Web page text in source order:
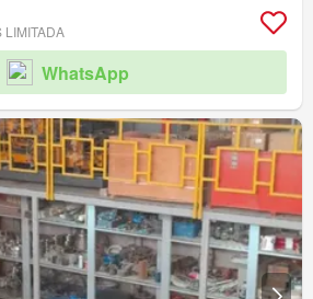
LIMITADA
WhatsApp